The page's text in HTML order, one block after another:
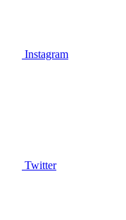
Instagram
Twitter